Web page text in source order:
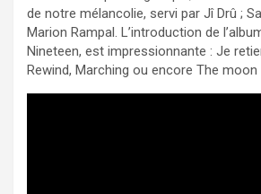
de notre mélancolie, servi par Jî Drû ;
Marion Rampal. L’introduction de
Nineteen, est impressionnante : Je
Rewind, Marching ou encore The moon